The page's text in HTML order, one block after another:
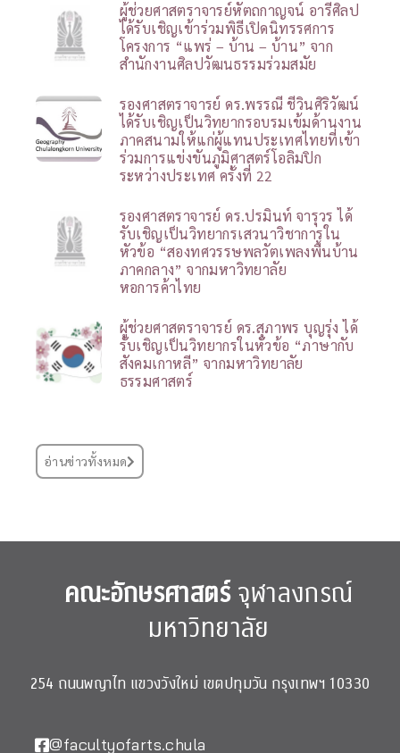
ผู้ช่วยศาสตราจารย์หัตถกาญจน์ อารีศิลป
ได้รับเชิญเข้าร่วมพิธีเปิดนิทรรศการ
โครงการ “แพร่ – บ้าน – บ้าน” จาก
สำนักงานศิลปวัฒนธรรมร่วมสมัย
รองศาสตราจารย์ ดร.พรรณี ชีวินศิริวัฒน์
ได้รับเชิญเป็นวิทยากรอบรมเข้มด้านงาน
ภาคสนามให้แก่ผู้แทนประเทศไทยที่เข้า
ร่วมการแข่งขันภูมิศาสตร์โอลิมปิก
ระหว่างประเทศ ครั้งที่ 22
รองศาสตราจารย์ ดร.ปรมินท์ จารุวร ได้
รับเชิญเป็นวิทยากรเสวนาวิชาการใน
หัวข้อ “สองทศวรรษพลวัตเพลงพื้นบ้าน
ภาคกลาง” จากมหาวิทยาลัย
หอการค้าไทย
ผู้ช่วยศาสตราจารย์ ดร.สุภาพร บุญรุ่ง ได้
รับเชิญเป็นวิทยากรในหัวข้อ “ภาษากับ
สังคมเกาหลี” จากมหาวิทยาลัย
ธรรมศาสตร์
อ่านข่าวทั้งหมด
คณะอักษรศาสตร์จุฬาลงกรณ์
มหาวิทยาลัย
254 ถนนพญาไท แขวงวังใหม่ เขตปทุมวัน กรุงเทพฯ 10330
@facultyofarts.chula